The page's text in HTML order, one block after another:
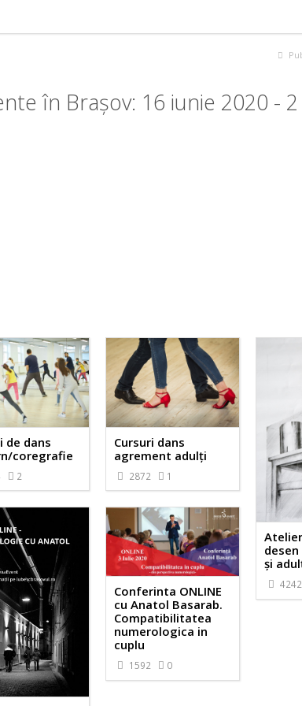
în Brașov: 16 iunie 2020 -
de dans
coregrafie
2
Cursuri dans
agrement adulți
2872 1
și
4242
Conferinta ONLINE
cu Anatol Basarab.
Compatibilitatea
numerologica in
cuplu
1592 0